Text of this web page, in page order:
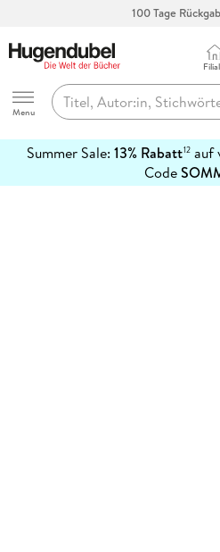
100 Tage
Hugendubel
Menu
Summer Sale: 13% Rabatt12auf
Code
erfahren